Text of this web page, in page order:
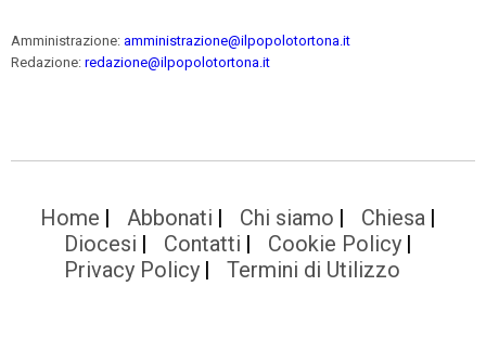
Amministrazione: amministrazione@ilpopolotortona.it
Redazione: redazione@ilpopolotortona.it
Home Abbonati Chi siamo
Chiesa
Diocesi
Contatti
Cookie Policy
Privacy Policy
Termini di Utilizzo